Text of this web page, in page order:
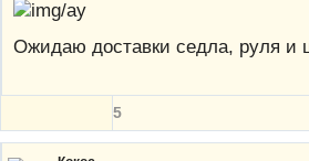
Ожидаю доставки седла, руля и
5